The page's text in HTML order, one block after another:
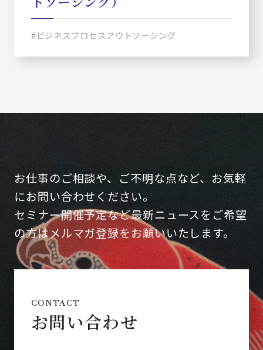
#ビジネスプロセスアウトソーシング
お仕事のご相談や、ご不明な点など、お気軽
にお問い合わせください。
セミナー開催予定など最新ニュースをご希望
の方はメルマガ登録をお願いいたします。
CONTACT
お問い合わせ